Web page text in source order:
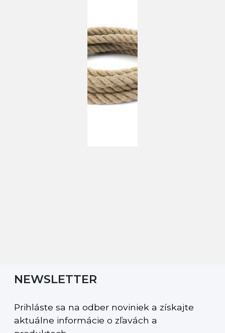
NEWSLETTER
Prihláste sa na odber noviniek a získajte
aktuálne informácie o zľavách a